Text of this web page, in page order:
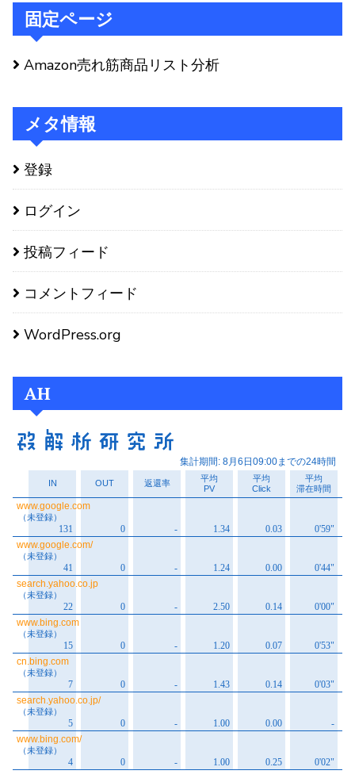
固定ページ
Amazon売れ筋商品リスト分析
メタ情報
登録
ログイン
投稿フィード
コメントフィード
WordPress.org
AH